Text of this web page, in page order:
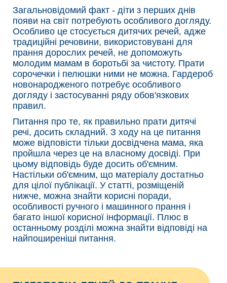
Загальновідомий факт - діти з перших днів
появи на світ потребують особливого догляду.
Особливо це стосується дитячих речей, адже
традиційні речовини, використовувані для
прання дорослих речей, не допоможуть
молодим мамам в боротьбі за чистоту. Прати
сорочечки і пелюшки ними не можна. Гардероб
новонародженого потребує особливого
догляду і застосуванні ряду обов'язкових
правил.
Питання про те, як правильно прати дитячі
речі, досить складний. З ходу на це питання
може відповісти тільки досвідчена мама, яка
пройшла через це на власному досвіді. При
цьому відповідь буде досить об'ємним.
Настільки об'ємним, що матеріалу достатньо
для цілої публікації. У статті, розміщеній
нижче, можна знайти корисні поради,
особливості ручного і машинного прання і
багато іншої корисної інформації. Плюс в
останньому розділі можна знайти відповіді на
найпоширеніші питання.